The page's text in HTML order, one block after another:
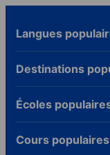
Langues
Destinations
Écoles
Cours populaires